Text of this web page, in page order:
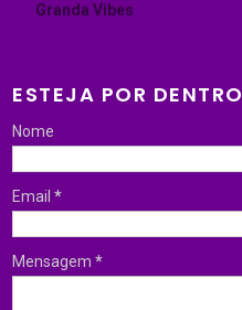
Granda Vibes
ESTEJA POR DENTRO
Nome
Email*
Mensagem*